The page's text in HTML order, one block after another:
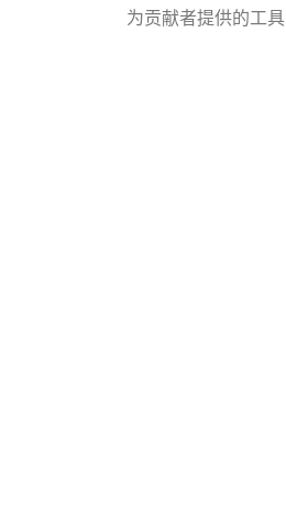
为贡献者提供的工具